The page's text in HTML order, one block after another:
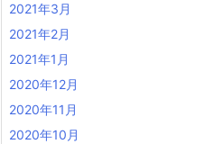
2021年3月
2021年2月
2021年1月
2020年12月
2020年11月
2020年10月